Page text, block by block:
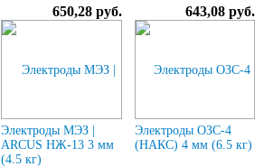
650,28 руб. 643,08 руб.
Электроды МЭЗ |
ARCUS НЖ-13 3 мм
(4.5 кг)
Электроды ОЗС-4
(НАКС) 4 мм (6.5 кг)